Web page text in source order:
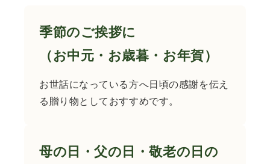
季節のご挨拶に
（お中元・お歳暮・お年賀）
お世話になっている方へ日頃の感謝を伝え
る贈り物としておすすめです。
母の日・父の日・敬老の日の